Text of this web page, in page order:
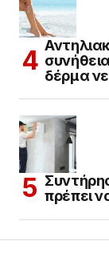
δέρμα
πρέπει